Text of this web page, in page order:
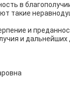
в
такие
и
и